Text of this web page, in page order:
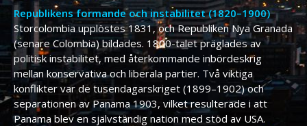
Republikens formande och instabilitet (1820–1900)
Storcolombia upplöstes 1831, och Republiken Nya Granada
(senare Colombia) bildades. 1800-talet präglades av
politisk instabilitet, med återkommande inbördeskrig
mellan konservativa och liberala partier. Två viktiga
konflikter var de tusendagarskriget (1899–1902) och
separationen av Panama 1903, vilket resulterade i att
Panama blev en självständig nation med stöd av USA.